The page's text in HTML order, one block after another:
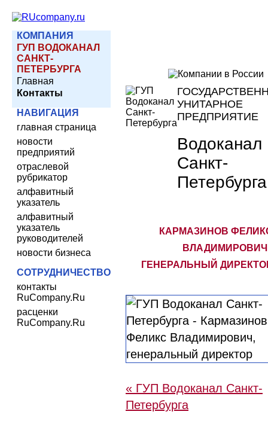
КОМПАНИЯ
ГУП ВОДОКАНАЛ
САНКТ-
ПЕТЕРБУРГА
Главная
Контакты
НАВИГАЦИЯ
главная страница
новости
предприятий
отраслевой
рубрикатор
алфавитный
указатель
алфавитный
указатель
руководителей
новости бизнеса
СОТРУДНИЧЕСТВО
контакты
RuCompany.Ru
расценки
RuCompany.Ru
УНИТАРНОЕ
ПРЕДПРИЯТИЕ
Водоканал
Санкт-
Петербурга
КАРМАЗИНОВ
ВЛАДИМИРОВИЧ
ГЕНЕРАЛЬНЫЙ
« ГУП Водоканал Санкт-
Петербурга